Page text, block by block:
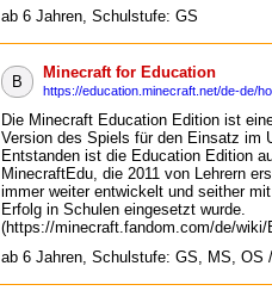
ab 6 Jahren, Schulstufe: GS
B
Minecraft for Education
https://education.minecraft.net/de-de/
Die Minecraft Education Edition ist
Version des Spiels für den Einsatz im
Entstanden ist die Education Edition
MinecraftEdu, die 2011 von Lehrern
immer weiter entwickelt und seither
Erfolg in Schulen eingesetzt wurde.
(https://minecraft.fandom.com/de/wiki/
ab 6 Jahren, Schulstufe: GS, MS, OS